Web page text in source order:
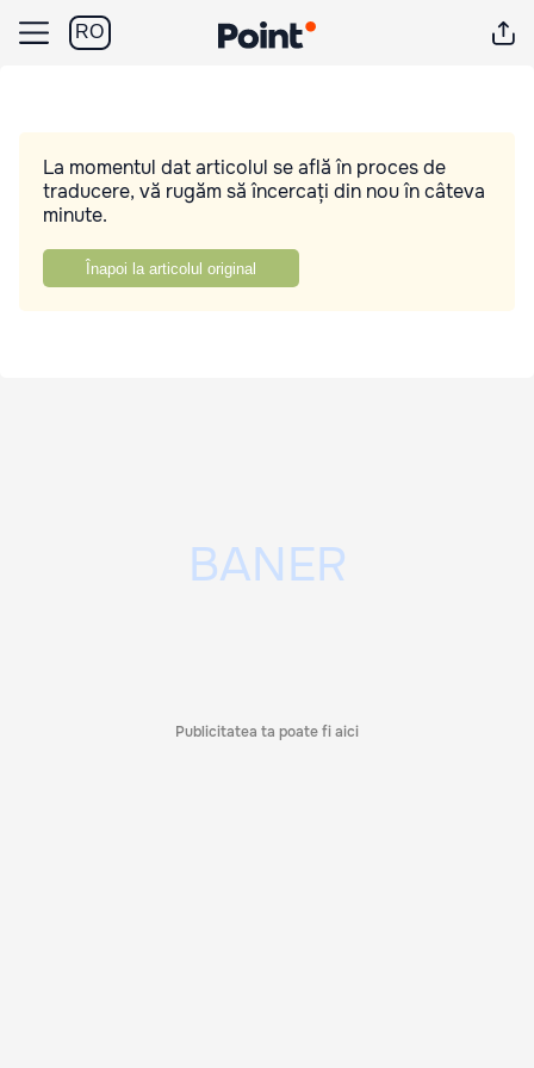
RO
La momentul dat articolul se află în proces de
traducere, vă rugăm să încercați din nou în câteva
minute.
Înapoi la articolul original
Publicitatea ta poate fi aici